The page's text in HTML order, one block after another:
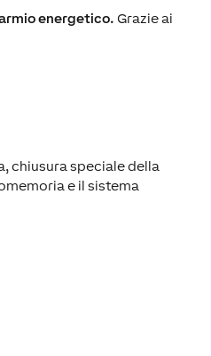
energetico. Grazie ai
chiusura speciale della
e il sistema